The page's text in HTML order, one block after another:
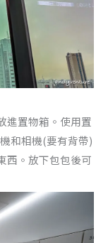
進置物箱。使用置
和相機(要有背帶)
西。放下包包後可